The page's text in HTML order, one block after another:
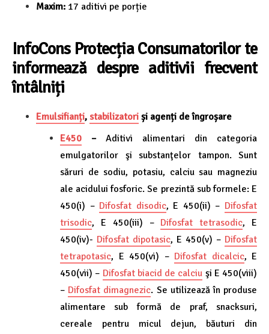
Maxim: 17 aditivi pe porție
InfoCons Protecția Consumatorilor te
informează despre aditivii frecvent
întâlniți
Emulsifianți, stabilizatori și agenți de îngroșare
E450 – Aditivi alimentari din categoria
emulgatorilor şi substanţelor tampon. Sunt
săruri de sodiu, potasiu, calciu sau magneziu
ale acidului fosforic. Se prezintă sub formele: E
450(i) – Difosfat disodic, E 450(ii) – Difosfat
trisodic, E 450(iii) – Difosfat tetrasodic, E
450(iv)- Difosfat dipotasic, E 450(v) – Difosfat
tetrapotasic, E 450(vi) – Difosfat dicalcic, E
450(vii) – Difosfat biacid de calciu şi E 450(viii)
– Difosfat dimagnezic. Se utilizează în produse
alimentare sub formă de praf, snacksuri,
cereale pentru micul dejun, băuturi din